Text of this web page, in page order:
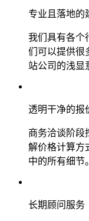
专业且落地的
我们具有各个
们可以提供很
站公司的浅显
透明干净的报
商务洽谈阶段
解价格计算方
中的所有细节。
长期顾问服务